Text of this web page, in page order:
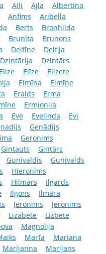
Aili Ajla
Albertina
Anfims
Aribella
Berts
Bronhilda
Brunita
Brunons
Delfīne
Delfija
Dzintārija
Dzintārs
Elize Elīze
Elizete
Elmīna
Elmīne
Eralds
Erma
Ermionija
Eve Evelinda
Evi
Genādijs
Geronims
Gintauts
Gintārs
Gunivaldis
Gunivalds
Hieronīms
Hilmārs
Ilgards
Ilgons
Ilmāra
Jeronims
Jeronīms
Lizabete
Lizbete
Magnolija
Marfa
Mariana
Marijanna
Marijans